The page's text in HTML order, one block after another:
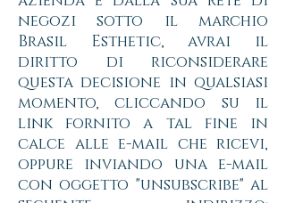
negozi sotto il marchio
Brasil Esthetic, avrai il
diritto di riconsiderare
questa decisione in qualsiasi
momento, cliccando su il
link fornito a tal fine in
calce alle e-mail che ricevi,
oppure inviando una e-mail
con oggetto "unsubscribe" al